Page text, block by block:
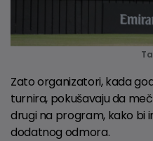
Zato organizatori, kada
turnira, pokušavaju da
drugi na program, kako bi
dodatnog odmora.